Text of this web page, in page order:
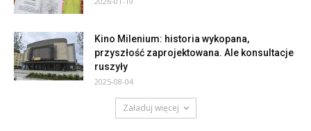
Kino Milenium: historia wykopana,
przyszłość zaprojektowana. Ale konsultacje
ruszyły
2025-08-04
Załaduj więcej